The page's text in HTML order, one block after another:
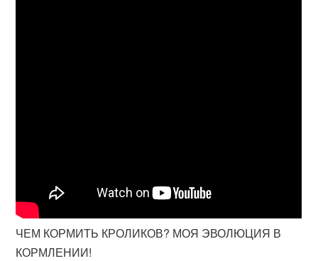
ЧЕМ КОРМИТЬ КРОЛИКОВ? МОЯ ЭВОЛЮЦИЯ В
КОРМЛЕНИИ!